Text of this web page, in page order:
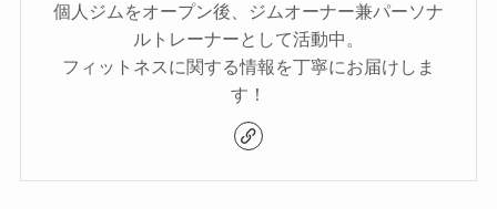
個人ジムをオープン後、ジムオーナー兼パーソナ
ルトレーナーとして活動中。
フィットネスに関する情報を丁寧にお届けしま
す！